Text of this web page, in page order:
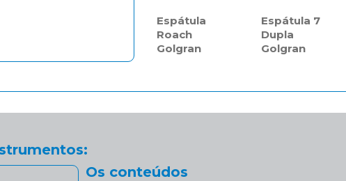
Espátula
Roach
Golgran
Espátula 7
Dupla
Golgran
Os conteúdos